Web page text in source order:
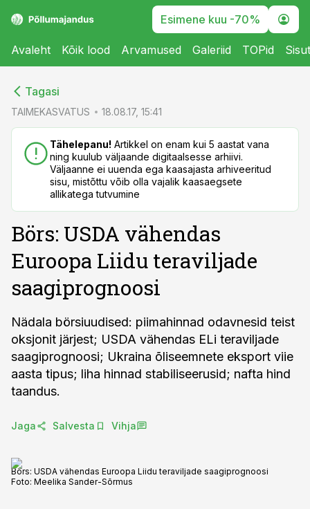
Esimene kuu -70%
Avaleht Kõik lood Arvamused Galeriid TOPid
Tagasi
TAIMEKASVATUS 18.08.17, 15:41
Tähelepanu! Artikkel on enam kui 5 aastat vana
ning kuulub väljaande digitaalsesse arhiivi.
Väljaanne ei uuenda ega kaasajasta arhiveeritud
sisu, mistõttu võib olla vajalik kaasaegsete
allikatega tutvumine
Börs: USDA vähendas
Euroopa Liidu teraviljade
saagiprognoosi
Nädala börsiuudised: piimahinnad odavnesid teist
oksjonit järjest; USDA vähendas ELi teraviljade
saagiprognoosi; Ukraina õliseemnete eksport viie
aasta tipus; liha hinnad stabiliseerusid; nafta hind
taandus.
Jaga Salvesta Vihja
Börs: USDA vähendas Euroopa Liidu teraviljade saagiprognoosi
Foto: Meelika Sander-Sõrmus